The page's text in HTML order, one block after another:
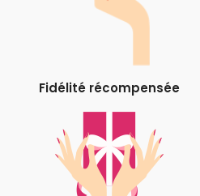
Fidélité récompensée